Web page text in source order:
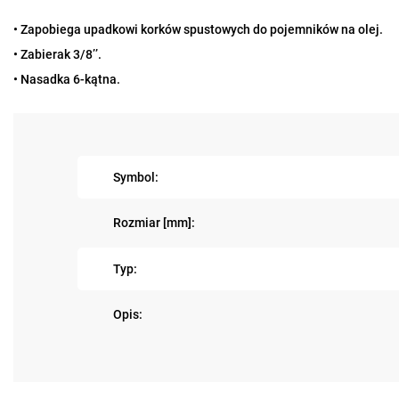
• Zapobiega upadkowi korków spustowych do pojemników na olej.
• Zabierak 3/8’’.
• Nasadka 6-kątna.
Symbol:
Rozmiar [mm]:
Typ:
Opis: